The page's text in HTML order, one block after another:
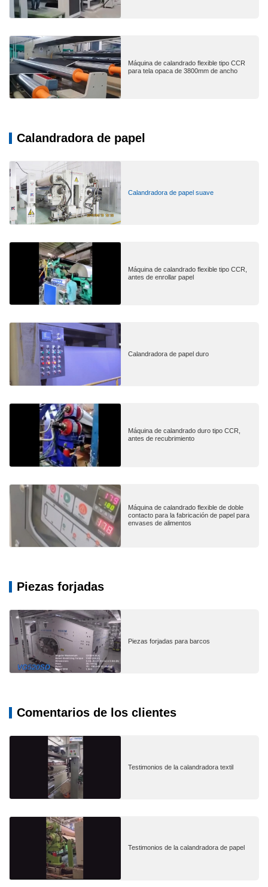
Máquina de calandrado flexible tipo CCR
para tela opaca de 3800mm de ancho
Calandradora de papel
Calandradora de papel suave
Máquina de calandrado flexible tipo CCR,
antes de enrollar papel
Calandradora de papel duro
Máquina de calandrado duro tipo CCR,
antes de recubrimiento
Máquina de calandrado flexible de doble
contacto para la fabricación de papel para
envases de alimentos
Piezas forjadas
Piezas forjadas para barcos
Comentarios de los clientes
Testimonios de la calandradora textil
Testimonios de la calandradora de papel